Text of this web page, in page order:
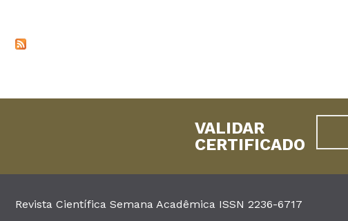
VALIDAR
CERTIFICADO
Revista Científica Semana Acadêmica ISSN 2236-6717